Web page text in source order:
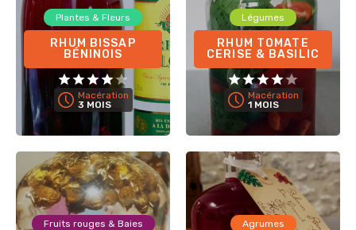
Plantes & Fleurs
RHUM BISSAP
BÉNINOIS
Macération
3 MOIS
Légumes
RHUM TOMATE
CERISE & BASILIC
Macération
1 MOIS
Fruits rouges & Baies Agrumes